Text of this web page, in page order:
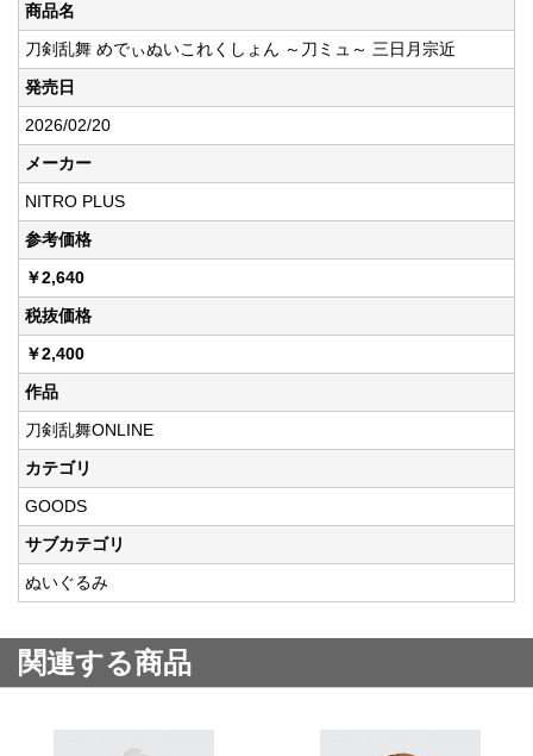
商品名
刀剣乱舞 めでぃぬいこれくしょん ～刀ミュ～ 三日月宗近
発売日
2026/02/20
メーカー
NITRO PLUS
参考価格
￥2,640
税抜価格
￥2,400
作品
刀剣乱舞ONLINE
カテゴリ
GOODS
サブカテゴリ
ぬいぐるみ
関連する商品